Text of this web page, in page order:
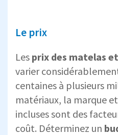
Le prix
Les prix des matelas
varier
centaines à plusieurs
matériaux, la marque
incluses sont des
coût. Déterminez un